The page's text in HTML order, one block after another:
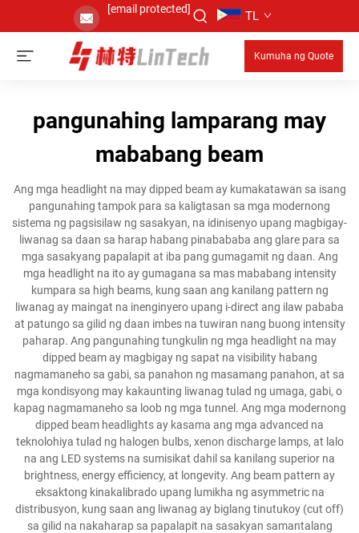
[email protected] TL
Kumuha ng Quote
pangunahing lamparang may
mababang beam
Ang mga headlight na may dipped beam ay kumakatawan sa isang
pangunahing tampok para sa kaligtasan sa mga modernong
sistema ng pagsisilaw ng sasakyan, na idinisenyo upang magbigay-
liwanag sa daan sa harap habang pinabababa ang glare para sa
mga sasakyang papalapit at iba pang gumagamit ng daan. Ang
mga headlight na ito ay gumagana sa mas mababang intensity
kumpara sa high beams, kung saan ang kanilang pattern ng
liwanag ay maingat na inenginyero upang i-direct ang ilaw pababa
at patungo sa gilid ng daan imbes na tuwiran nang buong intensity
paharap. Ang pangunahing tungkulin ng mga headlight na may
dipped beam ay magbigay ng sapat na visibility habang
nagmamaneho sa gabi, sa panahon ng masamang panahon, at sa
mga kondisyong may kakaunting liwanag tulad ng umaga, gabi, o
kapag nagmamaneho sa loob ng mga tunnel. Ang mga modernong
dipped beam headlights ay kasama ang mga advanced na
teknolohiya tulad ng halogen bulbs, xenon discharge lamps, at lalo
na ang LED systems na sumisikat dahil sa kanilang superior na
brightness, energy efficiency, at longevity. Ang beam pattern ay
eksaktong kinakalibrado upang lumikha ng asymmetric na
distribusyon, kung saan ang liwanag ay biglang tinutukoy (cut off)
sa gilid na nakaharap sa papalapit na sasakyan samantalang